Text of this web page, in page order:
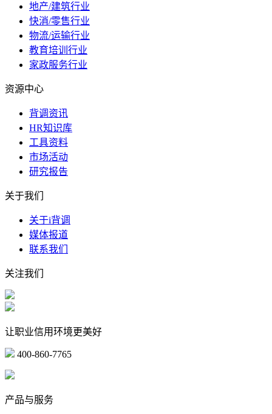
地产/建筑行业
快消/零售行业
物流/运输行业
教育培训行业
家政服务行业
资源中心
背调资讯
HR知识库
工具资料
市场活动
研究报告
关于我们
关于i背调
媒体报道
联系我们
关注我们
让职业信用环境更美好
400-860-7765
产品与服务